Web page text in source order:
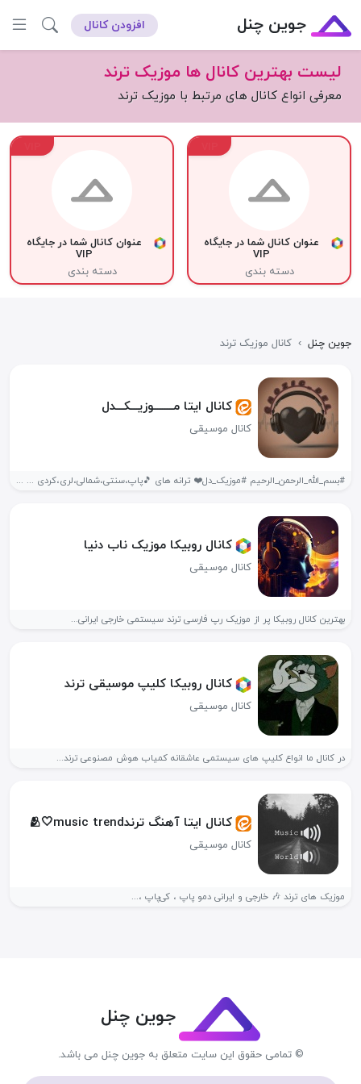
جوین چنل افزودن کانال
لیست بهترین کانال ها موزیک ترند
معرفی انواع کانال های مرتبط با موزیک ترند
عنوان کانال شما در جایگاه
VIP
دسته بندی
عنوان کانال شما در جایگاه
VIP
دسته بندی
جوین چنل › کانال موزیک ترند
کانال ایتا مــــــــوزیـــکـــدل️
کانال موسیقی
#بسم_الله_الرحمن_الرحیم #موزیک_دل❤️ ترانه های 🎵پاپ،سنتی،شمالی،لری،کردی ... آهنگ زنگ همه و همه در...
کانال روبیکا موزیک ناب دنیا
کانال موسیقی
بهترین کانال روبیکا پر از موزیک رپ فارسی ترند سیستمی خارجی ایرانی...
کانال روبیکا کلیپ موسیقی ترند
کانال موسیقی
در کانال ما انواع کلیپ های سیستمی عاشقانه کمیاب هوش مصنوعی ترند...
کانال ایتا آهنگ ترند🫂🤍music trend
کانال موسیقی
موزیک های‌ ترند 🎶 خارجی و ایرانی دمو پاپ ، کی‌پاپ ،...
جوین چنل
© تمامی حقوق این سایت متعلق به جوین چنل می باشد.